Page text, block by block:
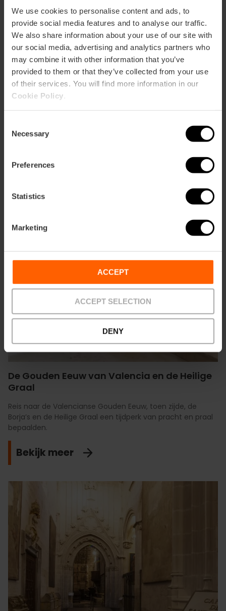
We use cookies to personalise content and ads, to
provide social media features and to analyse our traffic.
We also share information about your use of our site with
our social media, advertising and analytics partners who
may combine it with other information that you’ve
provided to them or that they’ve collected from your use
of their services. You will find more information in our
Cookie Policy
Selection
Necessary
Preferences
Statistics
Marketing
ACCEPT
ACCEPT SELECTION
DENY
De Heilige Graal: hoe ziet hij eruit
Ontdek de geheimen van de Heilige Graal: een eeuwenoud
juweel van agaat en goud, vol geschiedenis, geloof en
verrassende details voor elke bezoeker.
De Gouden Eeuw van Valencia en de Heilige
Graal
Reis naar de Valencianse Gouden Eeuw, toen zijde, de
Borja’s en de Heilige Graal een tijdperk van pracht en praal
bepaalden.
Bekijk meer